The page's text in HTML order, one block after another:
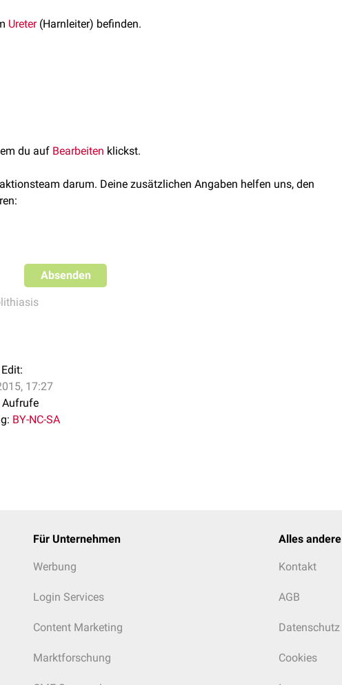
Ureter(Harnleiter) befinden.
Schmerzen bemerkbar, die so genannte
du auf Bearbeiten klickst.
darum. Deine zusätzlichen Angaben helfen uns, den
Absenden
17:27
BY-NC-SA
Für Unternehmen
Werbung
Login Services
Content Marketing
Marktforschung
Alles andere
Kontakt
AGB
Datenschutz
Cookies